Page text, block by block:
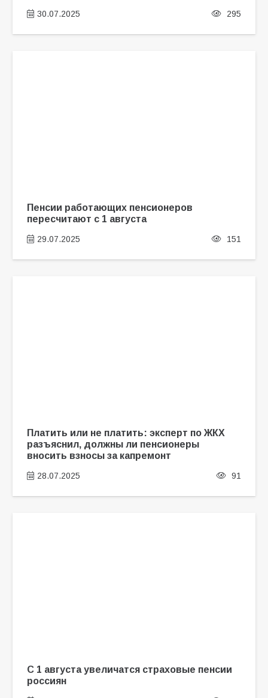
30.07.2025 295
Пенсии работающих пенсионеров
пересчитают с 1 августа
29.07.2025 151
Платить или не платить: эксперт по ЖКХ
разъяснил, должны ли пенсионеры
вносить взносы за капремонт
28.07.2025 91
С 1 августа увеличатся страховые пенсии
россиян